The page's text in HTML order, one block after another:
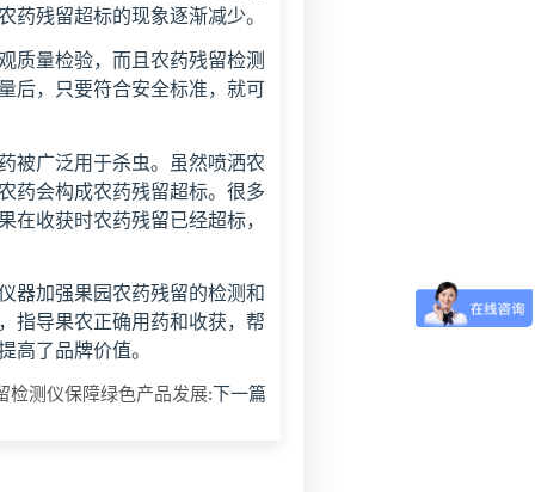
药残留超标的现象逐渐减少。
量检验，而且农药残留检测
后，只要符合安全标准，就可
广泛用于杀虫。虽然喷洒农
药会构成农药残留超标。很多
在收获时农药残留已经超标，
加强果园农药残留的检测和
指导果农正确用药和收获，帮
高了品牌价值。
检测仪保障绿色产品发展:下一篇